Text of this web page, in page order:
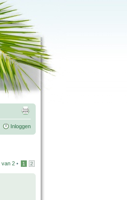
Inloggen
van 2 • 1 2